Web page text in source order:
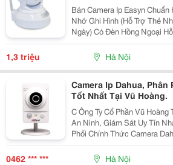
Bán Camera Ip Easyn Chuẩn Hình
Nhớ Ghi Hình (Hỗ Trợ Thẻ
Ngày) Có Đèn Hồng Ngoại Hỗ Trợ Quan Sát Ban Đêm.
Quan Sát Hình Ảnh Ở Bất
1,3 triệu Hà Nội
Camera Ip Dahua, Phân
Tốt Nhất Tại Vũ Hoàng.
C Ông Ty Cổ Phần Vũ Hoàng Telecom Cung
An Ninh, Giám Sát Uy Tín Nhất Việt
Phối Chính Thức Camera
-Hotline : 0989 067 969 (Ms. Linh). Hà Nội Gọi
969 - 04 6256 1111-
0462 *** *** Hà Nội